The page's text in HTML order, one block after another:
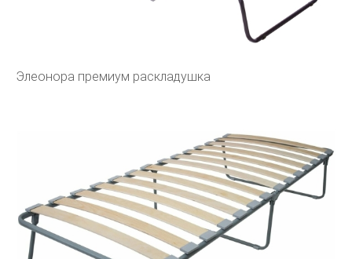
Элеонора премиум раскладушка